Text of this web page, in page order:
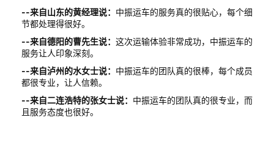
--来自山东的黄经理说： 中振运车的服务真的很贴心，每个细
节都处理得很好。
--来自德阳的曹先生说： 这次运输体验非常成功，中振运车的
服务让人印象深刻。
--来自泸州的水女士说： 中振运车的团队真的很棒，每个成员
都很专业，让人信赖。
--来自二连浩特的张女士说： 中振运车的团队真的很专业，而
且服务态度也很好。